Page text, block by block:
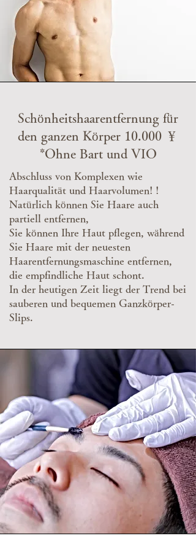
Schönheitshaarentfernung für
den ganzen Körper 10.000 ￥
*Ohne Bart und VIO
Abschluss von Komplexen wie
Haarqualität und Haarvolumen! !
Natürlich können Sie Haare auch
partiell entfernen,
Sie können Ihre Haut pflegen, während
Sie Haare mit der neuesten
Haarentfernungsmaschine entfernen,
die empfindliche Haut schont.
In der heutigen Zeit liegt der Trend bei
sauberen und bequemen Ganzkörper-
Slips.